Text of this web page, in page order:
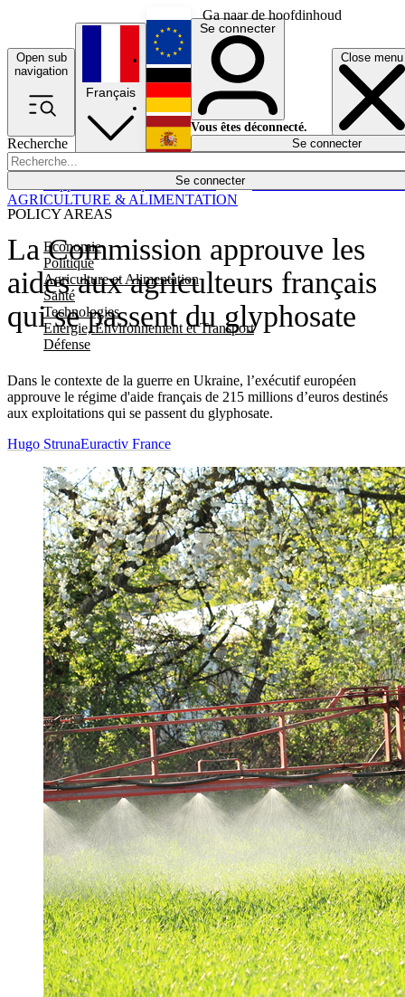
Ga naar de hoofdinhoud
Open sub
navigation
Close menu
Recherche
Se connecter
POLICY AREAS
Economie
Politique
Agriculture et Alimentation
Santé
Technologies
Energie, Environnement et Transport
Défense
Économie
Français
English
Deutsch
Español
Se connecter
Vous êtes déconnecté.
Se connecter
La Commission approuve les
aides aux agriculteurs français
qui se passent du glyphosate
Dans le contexte de la guerre en Ukraine, l’exécutif européen
approuve le régime d'aide français de 215 millions d’euros destinés
aux exploitations qui se passent du glyphosate.
AGRICULTURE & ALIMENTATION
Hugo StrunaEuractiv France